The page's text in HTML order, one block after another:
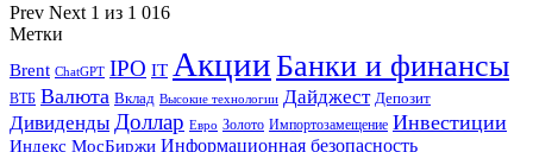
Prev Next 1 из 1 016
Метки
Brent ChatGPT IPO IT АкцииБанки и финансы
ВТБ Валюта Вклад Высокие технологии Дайджест Депозит
Дивиденды Доллар Евро Золото Импортозамещение Инвестиции
Индекс МосБиржи Информационная безопасность